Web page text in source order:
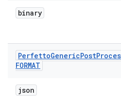
binary
PerfettoGenericPost
FORMAT
json